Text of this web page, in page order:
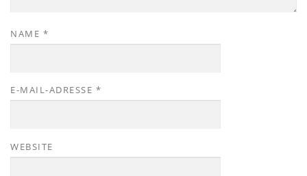
NAME *
E-MAIL-ADRESSE *
WEBSITE